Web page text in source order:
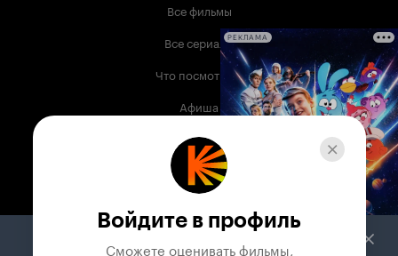
Все фильмы
Все сериалы
Что посмотреть
Афиша
Музыка
Телепрограмма
Служба поддержки
РЕКЛАМА
Войдите в профиль
Сможете оценивать фильмы,